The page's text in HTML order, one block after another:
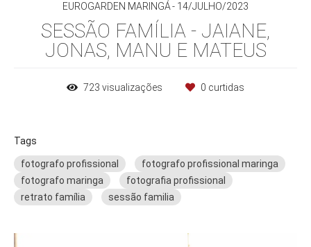
EUROGARDEN MARINGÁ
14/JULHO/2023
SESSÃO FAMÍLIA - JAIANE,
JONAS, MANU E MATEUS
723 visualizações 0 curtidas
Tags
fotografo profissional
fotografo profissional maringa
fotografo maringa
fotografia profissional
retrato família
sessão familia